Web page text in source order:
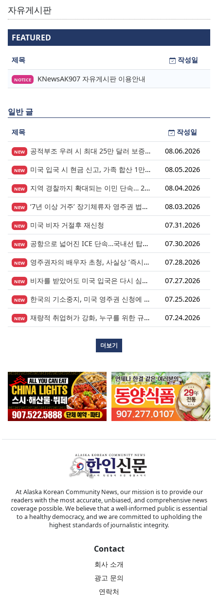
자유게시판
FEATURED
제목 작성일
NOTICE KNewsAK907 자유게시판 이용안내
일반 글
제목 작성일
NEW 공적부조 우려 시 최대 25만 달러 보증금? 영주권 심사의 새로운 변수 08.06.2026
NEW 미국 입국 시 현금 신고, 가족 합산 1만 달러가 기준입니다. 08.05.2026
NEW 지역 경찰까지 확대되는 이민 단속… 287(g) 프로그램의 대대적 확장 08.04.2026
NEW ‘7년 이상 거주’ 장기체류자 영주권 법안 재추진… 현실화될 수 있을까? 08.03.2026
NEW 미국 비자 거절후 재신청 07.31.2026
NEW 공항으로 넓어진 ICE 단속…국내선 탑승도 더 이상 안전지대 아니다. 07.30.2026
NEW 영주권자의 배우자 초청, 사실상 ‘즉시 진행’ 시대 열렸다. 07.28.2026
NEW 비자를 받았어도 미국 입국은 다시 심사받습니다. 07.27.2026
NEW 한국의 기소중지, 미국 영주권 신청에 어떤 영향을 미칠까? 07.25.2026
NEW 재량적 취업허가 강화, 누구를 위한 규정인가? 07.24.2026
더보기
At Alaska Korean Community News, our mission is to provide our
readers with the most accurate, unbiased, and comprehensive news
coverage possible. We believe that a well-informed public is essential
to a healthy democracy, and we are committed to upholding the
highest standards of journalistic integrity.
Contact
회사 소개
광고 문의
연락처